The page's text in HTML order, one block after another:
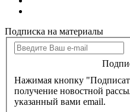
Подписка на материалы
Нажимая кнопку
получение новостной
указанный вами email.